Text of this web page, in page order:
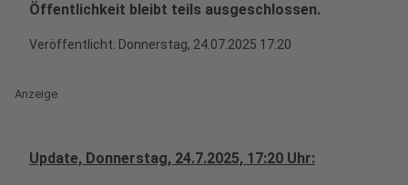
Öffentlichkeit bleibt teils ausgeschlossen.
Veröffentlicht: Donnerstag, 24.07.2025 17:20
Anzeige
Update, Donnerstag, 24.7.2025, 17:20 Uhr: